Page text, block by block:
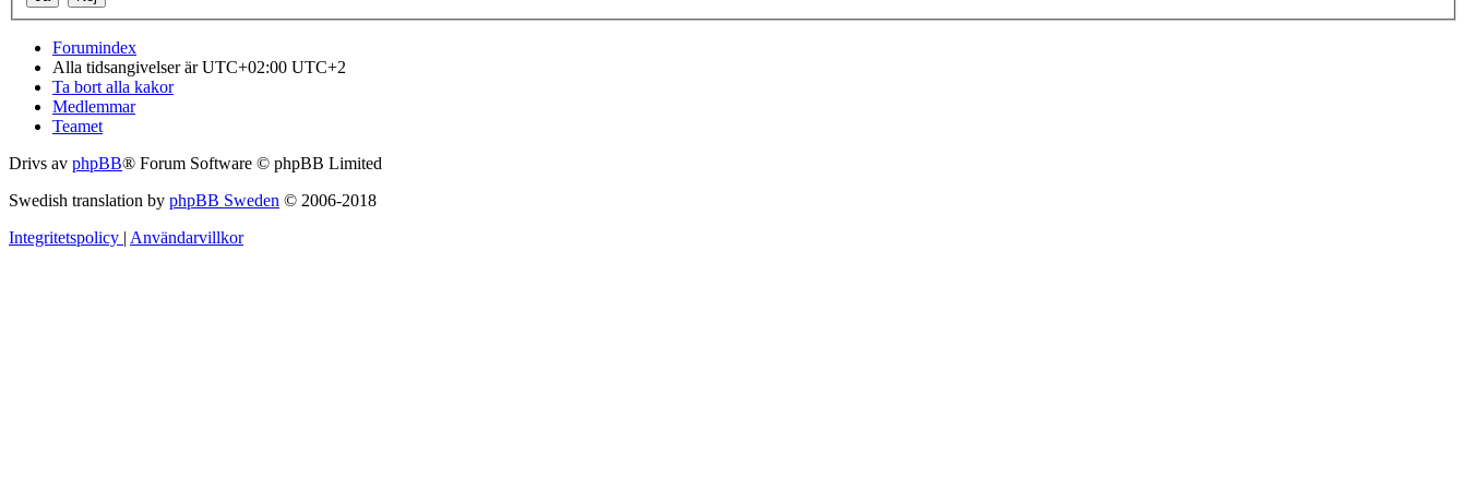
Forumindex
Alla tidsangivelser är UTC+02:00 UTC+2
Ta bort alla kakor
Medlemmar
Teamet
Drivs av phpBB® Forum Software © phpBB Limited
Swedish translation by phpBB Sweden © 2006-2018
Integritetspolicy | Användarvillkor